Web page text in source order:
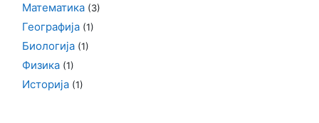
Математика (3)
Географија (1)
Биологија (1)
Физика (1)
Историја (1)